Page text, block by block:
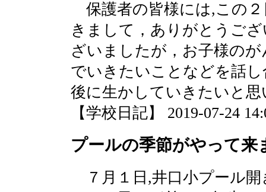
保護者の皆様には,この
きまして，ありがとうご
ざいましたが，お子様の
でいきたいことなどを話
後に生かしていきたいと思
【学校日記】 2019-07-24
プールの季節がやって来
７月１日,井口小プール開